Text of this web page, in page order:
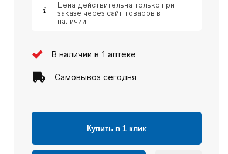
Цена действительна только при
заказе через сайт товаров в
наличии
В наличии в 1 аптеке
Самовывоз сегодня
Купить в 1 клик